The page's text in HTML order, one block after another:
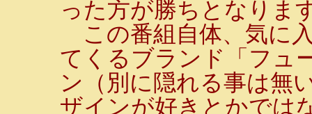
った方が勝ちとなりま
この番組自体、気に
てくるブランド「フュ
ン（別に隠れる事は無
ザインが好きとかでは